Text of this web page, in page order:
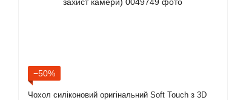
−50%
Чохол силіконовий оригінальний Soft Touch з 3D